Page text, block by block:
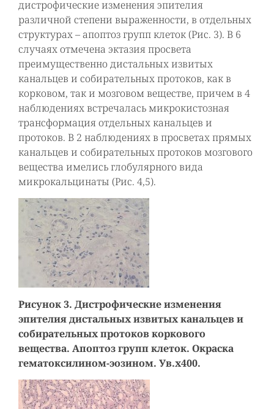
дистрофические изменения эпителия
различной степени выраженности, в отдельных
структурах – апоптоз групп клеток (Рис. 3). В 6
случаях отмечена эктазия просвета
преимущественно дистальных извитых
канальцев и собирательных протоков, как в
корковом, так и мозговом веществе, причем в 4
наблюдениях встречалась микрокистозная
трансформация отдельных канальцев и
протоков. В 2 наблюдениях в просветах прямых
канальцев и собирательных протоков мозгового
вещества имелись глобулярного вида
микрокальцинаты (Рис. 4,5).
Рисунок 3. Дистрофические изменения
эпителия дистальных извитых канальцев и
собирательных протоков коркового
вещества. Апоптоз групп клеток. Окраска
гематоксилином-эозином. Ув.х400.